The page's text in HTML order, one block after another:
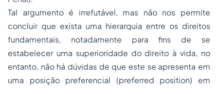
Tal argumento é irrefutável, mas não nos permite
concluir que exista uma hierarquia entre os direitos
fundamentais, notadamente para fins de se
estabelecer uma superioridade do direito à vida, no
entanto, não há dúvidas de que este se apresenta em
uma posição preferencial (preferred position) em